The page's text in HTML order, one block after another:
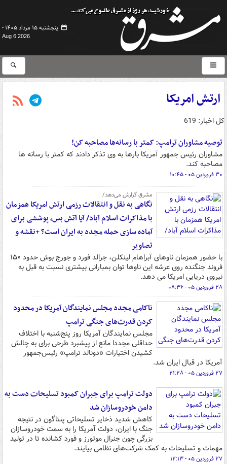
پنجشنبه ۱۵ مرداد ۱۴۰۵ -
Aug 6 2026
ارتش امریکا
کل اخبار: 619
توصیه مشاوران ترامپ: کمتر با رسانه‌ها مصاحبه کن!
مشاوران رئیس جمهور آمریکا بارها به وی تذکر دادند که کمتر با رسانه ها
مصاحبه کند.
۳۰ فروردین ۰۵ - ۱۰:۴۵
مشرق گزارش می‌دهد/
نگاهی به نقل و انتقالات رزمی ارتش امریکا همزمان
با مذاکرات اسلام آباد/ آیا آتش بس، پوششی برای
آماده سازی حمله مجدد به ایران است؟ +نقشه و
تصاویر
با حضور همزمان ناوهای آبراهام لینکلن، جرالد فورد و جورج بوش حدود ۱۵۰
فروند جنگنده روی عرشه این ناوها توان بمبارانی بیشتری نسبت به قبل به
نیروی دریایی امریکا می دهد.
۲۸ فروردین ۰۵ - ۰۸:۳۶
ناکامی مجدد مجلس نمایندگان آمریکا در محدود
کردن قدرت‌های جنگی ترامپ
مجلس نمایندگان آمریکا روز پنج‌شنبه با اختلاف
حداقلی مجددا مانع از پیشبرد طرحی برای به چالش
کشیدن اختیارات «دونالد ترامپ» رئیس‌جمهور
آمریکا در قبال ایران شد.
۲۷ فروردین ۰۵ - ۲۱:۲۸
دولت ترامپ برای جبران کمبود تسلیحات دست به
دامن خودروسازان شد
کاهش شدید ذخایر تسلیحاتی پنتاگون در نتیجه
جنگ با ایران، دولت آمریکا را به سمت خودروسازان
بزرگی چون جنرال موتورز و فورد کشانده تا در تولید
مهمات و تسلیحات به کمک شرکت‌های نظامی بیایند.
۲۷ فروردین ۰۵ - ۱۲:۱۳